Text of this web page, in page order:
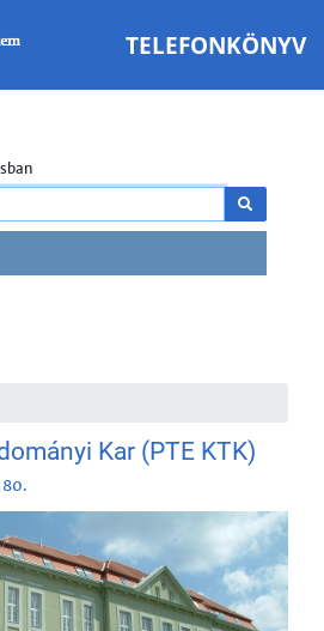
TELEFONKÖNYV
Kar (PTE KTK)